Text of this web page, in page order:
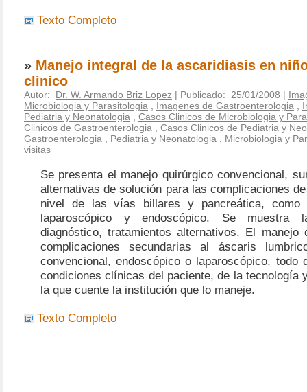
Texto Completo
» Manejo integral de la ascaridiasis en
clinico
Autor: Dr. W. Armando Briz Lopez | Publicado: 25/01/2008 |
Microbiologia y Parasitologia
Imagenes de Gastroenterologia
Pediatria y Neonatologia
Casos Clinicos de Microbiologia y
Clinicos de Gastroenterologia
Casos Clinicos de Pediatria y
Gastroenterologia
Pediatria y Neonatologia
Microbiologia y
visitas
Se presenta el manejo quirúrgico convencional,
alternativas de solución para las complicaciones
nivel de las vías billares y pancreática, como
laparoscópico y endoscópico. Se muestra
diagnóstico, tratamientos alternativos. El manejo
complicaciones secundarias al áscaris
convencional, endoscópico o laparoscópico, todo
condiciones clínicas del paciente, de la tecnología
la que cuente la institución que lo maneje.
Texto Completo